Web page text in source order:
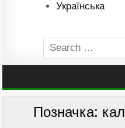
Українська
Search
for:
Позначка: